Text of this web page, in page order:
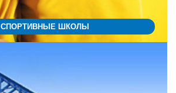
СПОРТИВНЫЕ ШКОЛЫ